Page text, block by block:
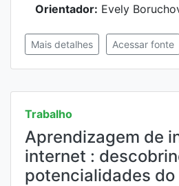
Orientador: Evely
Mais detalhes Acessar fonte
Trabalho
Aprendizagem de
internet :
potencialidades